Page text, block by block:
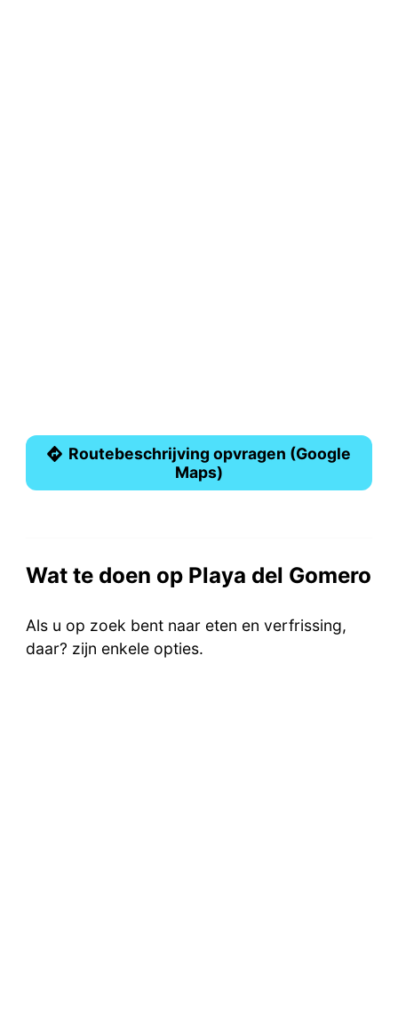
Routebeschrijving opvragen (Google
Maps)
Wat te doen op Playa del Gomero
Als u op zoek bent naar eten en verfrissing,
daar? zijn enkele opties.